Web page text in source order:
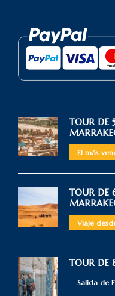
TOUR DE
El más
TOUR DE
Viaje
TOUR DE
Salida de